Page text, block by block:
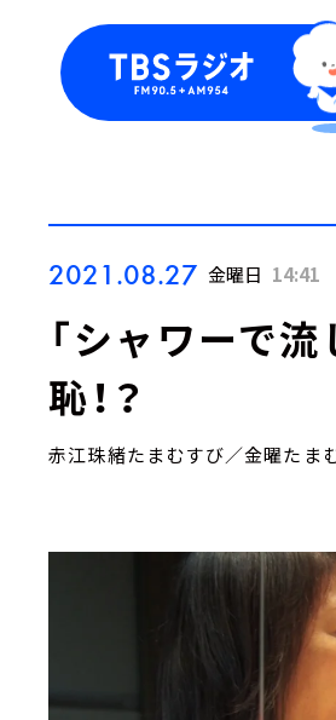
2021.08.27 金曜日 14:41
「シャワーで
恥！？
赤江珠緒たまむすび／金曜たま